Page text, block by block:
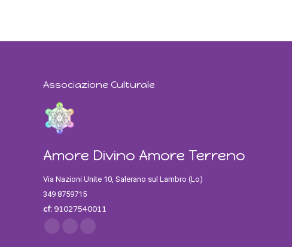
Associazione Culturale
Amore Divino Amore Terreno
Via Nazioni Unite 10, Salerano sul Lambro (Lo)
349 8759715
cf:91027540011
Find us on:
Facebook
TwitterInstagram